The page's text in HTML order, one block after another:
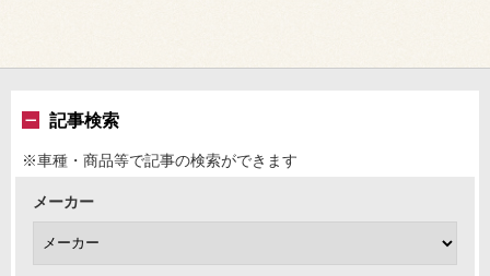
記事検索
※車種・商品等で記事の検索ができます
メーカー